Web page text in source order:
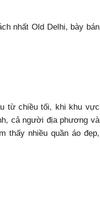
nhất Old Delhi, bày bán
từ chiều tối, khi khu vực
cả người địa phương và
thấy nhiều quần áo đẹp,